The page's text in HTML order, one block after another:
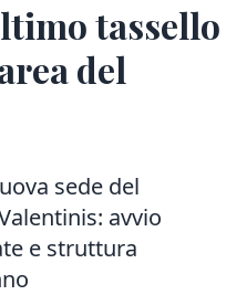
tassello
del
sede del
avvio
e struttura